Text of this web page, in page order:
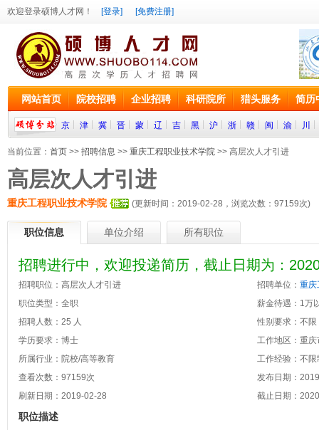
欢迎登录硕博人才网！ [登录] [免费注册]
网站首页 院校招聘 企业招聘 科研院所 猎头服务 简历
京 津 冀 晋 蒙 辽 吉 黑 沪 浙 赣 闽 渝 川
当前位置： 首页 >> 招聘信息 >> 重庆工程职业技术学院 >> 高层次人才引进
高层次人才引进
重庆工程职业技术学院 (更新时间：2019-02-28，浏览次数： 97159次)
职位信息 单位介绍 所有职位
招聘进行中，欢迎投递简历，截止日期为：
招聘职位：高层次人才引进 招聘单位： 重庆
职位类型：全职
薪金待遇：1万
招聘人数：25 人
性别要求：不限
学历要求：博士
工作地区：重庆
所属行业：院校/高等教育
工作经验：不限
查看次数： 97159次
发布日期：
刷新日期：2019-02-28
截止日期：
职位描述